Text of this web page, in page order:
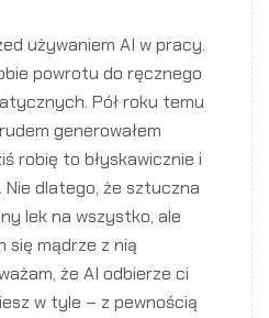
używaniem AI w pracy.
powrotu do ręcznego
Pół roku temu
generowałem
robię to błyskawicznie i
dlatego, że sztuczna
lek na wszystko, ale
się mądrze z nią
że AI odbierze ci
w tyle – z pewnością